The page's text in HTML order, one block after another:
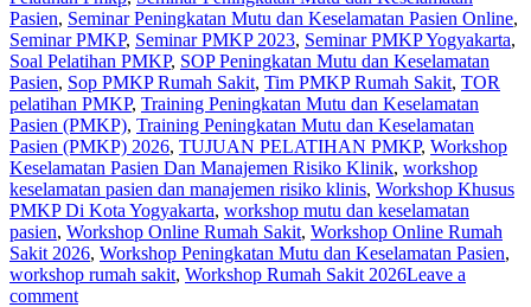
Pasien, Seminar Peningkatan Mutu dan Keselamatan Pasien Online,
Seminar PMKP, Seminar PMKP 2023, Seminar PMKP Yogyakarta,
Soal Pelatihan PMKP, SOP Peningkatan Mutu dan Keselamatan
Pasien, Sop PMKP Rumah Sakit, Tim PMKP Rumah Sakit, TOR
pelatihan PMKP, Training Peningkatan Mutu dan Keselamatan
Pasien (PMKP), Training Peningkatan Mutu dan Keselamatan
Pasien (PMKP) 2026, TUJUAN PELATIHAN PMKP, Workshop
Keselamatan Pasien Dan Manajemen Risiko Klinik, workshop
keselamatan pasien dan manajemen risiko klinis, Workshop Khusus
PMKP Di Kota Yogyakarta, workshop mutu dan keselamatan
pasien, Workshop Online Rumah Sakit, Workshop Online Rumah
Sakit 2026, Workshop Peningkatan Mutu dan Keselamatan Pasien,
workshop rumah sakit, Workshop Rumah Sakit 2026Leave a
comment